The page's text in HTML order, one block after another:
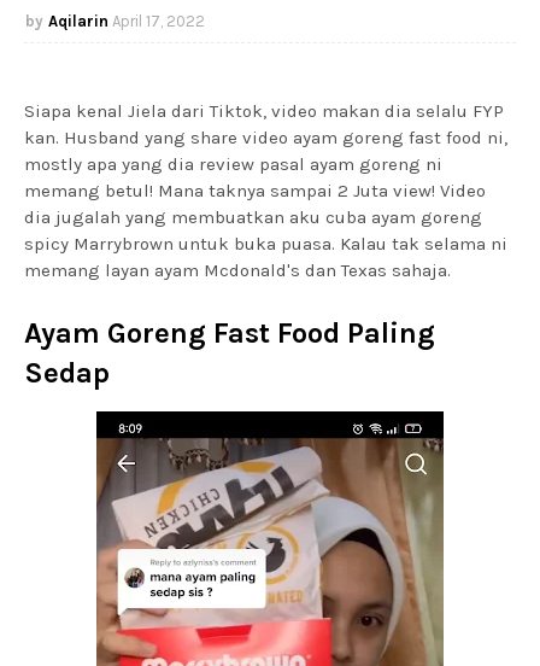
Aqilarin April 17, 2022
Siapa kenal Jiela dari Tiktok, video makan dia selalu FYP
kan. Husband yang share video ayam goreng fast food ni,
mostly apa yang dia review pasal ayam goreng ni
memang betul! Mana taknya sampai 2 Juta view! Video
dia jugalah yang membuatkan aku cuba ayam goreng
spicy Marrybrown untuk buka puasa. Kalau tak selama ni
memang layan ayam Mcdonald's dan Texas sahaja.
Ayam Goreng Fast Food Paling
Sedap